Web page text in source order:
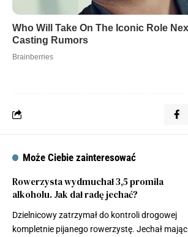
Może Ciebie zainteresować
Rowerzysta wydmuchał 3,5 promila
alkoholu. Jak dał radę jechać?
Dzielnicowy zatrzymał do kontroli drogowej
kompletnie pijanego rowerzystę. Jechał mając